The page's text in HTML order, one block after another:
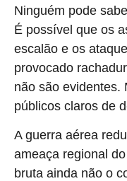
Ninguém pode
É possível que os
escalão e os
provocado
não são evidentes.
públicos claros de
A guerra aérea
ameaça regional
bruta ainda não o